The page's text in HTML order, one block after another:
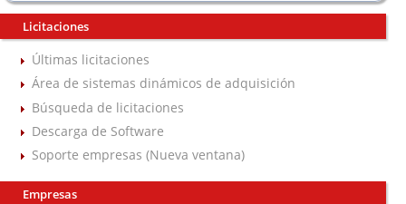
Licitaciones
Últimas licitaciones
Área de sistemas dinámicos de adquisición
Búsqueda de licitaciones
Descarga de Software
Soporte empresas (Nueva ventana)
Empresas